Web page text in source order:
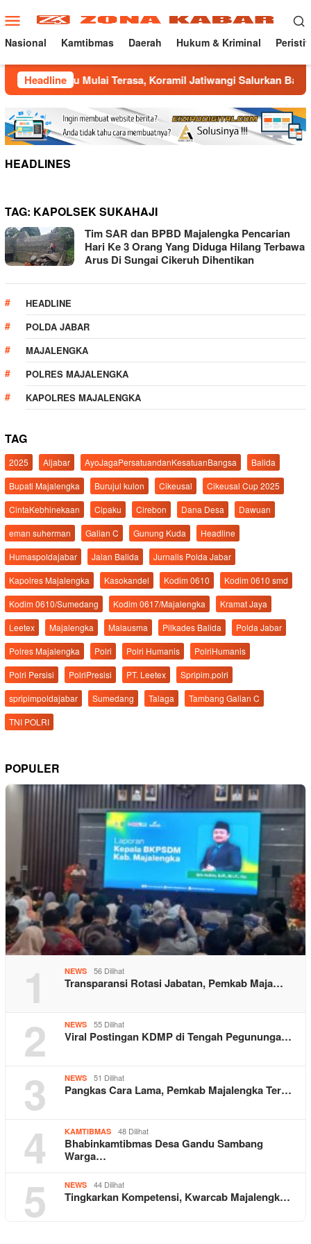
ke
konten
Menu
Mobile
Nasional Kamtibmas Daerah Hukum & Kriminal
Headline
Mulai Terasa, Koramil Jatiwangi Salurkan Bantuan Air
HEADLINES
TAG: KAPOLSEK SUKAHAJI
Tim SAR dan BPBD Majalengka Pencarian
Hari Ke 3 Orang Yang Diduga Hilang Terbawa
Arus Di Sungai Cikeruh Dihentikan
HEADLINE
POLDA JABAR
MAJALENGKA
POLRES MAJALENGKA
KAPOLRES MAJALENGKA
TAG
2025 Aljabar AyoJagaPersatuandanKesatuanBangsa
Balida
Bupati Majalengka
Burujul kulon Cikeusal
Cikeusal Cup 2025
CintaKebhinekaan
Cipaku Cirebon Dana Desa
Dawuan
eman suherman
Galian C Gunung Kuda
Headline
Humaspoldajabar
Jalan Balida
Jurnalis Polda Jabar
Kapolres Majalengka
Kasokandel Kodim 0610
Kodim 0610 smd
Kodim 0610/Sumedang
Kodim 0617/Majalengka
Kramat Jaya
Leetex
Majalengka Malausma Pilkades Balida
Polda Jabar
Polres Majalengka
Polri Polri Humanis
PolriHumanis
Polri Persisi
PolriPresisi PT. Leetex
Spripim.polri
spripimpoldajabar
Sumedang Talaga
Tambang Galian C
TNI POLRI
POPULER
1 NEWS 56 Dilihat
Transparansi Rotasi Jabatan, Pemkab Maja…
2 NEWS 55 Dilihat
Viral Postingan KDMP di Tengah Pegununga…
3 NEWS 51 Dilihat
Pangkas Cara Lama, Pemkab Majalengka Ter…
4 KAMTIBMAS 48 Dilihat
Bhabinkamtibmas Desa Gandu Sambang
Warga…
5 NEWS 44 Dilihat
Tingkarkan Kompetensi, Kwarcab Majalengk…